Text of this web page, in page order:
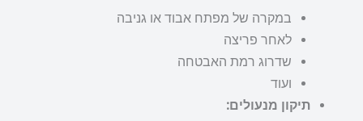
במקרה של מפתח אבוד או גניבה
לאחר פריצה
שדרוג רמת האבטחה
ועוד
תיקון מנעולים: